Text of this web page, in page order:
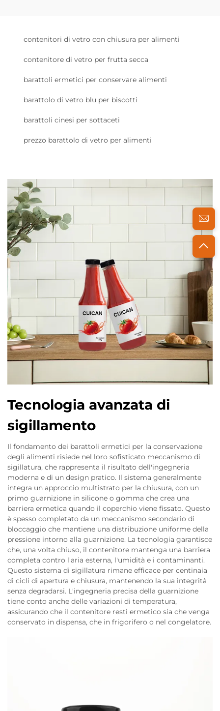
contenitori di vetro con chiusura per alimenti
contenitore di vetro per frutta secca
barattoli ermetici per conservare alimenti
barattolo di vetro blu per biscotti
barattoli cinesi per sottaceti
prezzo barattolo di vetro per alimenti
Tecnologia avanzata di
sigillamento
Il fondamento dei barattoli ermetici per la conservazione
degli alimenti risiede nel loro sofisticato meccanismo di
sigillatura, che rappresenta il risultato dell'ingegneria
moderna e di un design pratico. Il sistema generalmente
integra un approccio multistrato per la chiusura, con un
primo guarnizione in silicone o gomma che crea una
barriera ermetica quando il coperchio viene fissato. Questo
è spesso completato da un meccanismo secondario di
bloccaggio che mantiene una distribuzione uniforme della
pressione intorno alla guarnizione. La tecnologia garantisce
che, una volta chiuso, il contenitore mantenga una barriera
completa contro l'aria esterna, l'umidità e i contaminanti.
Questo sistema di sigillatura rimane efficace per centinaia
di cicli di apertura e chiusura, mantenendo la sua integrità
senza degradarsi. L'ingegneria precisa della guarnizione
tiene conto anche delle variazioni di temperatura,
assicurando che il contenitore resti ermetico sia che venga
conservato in dispensa, che in frigorifero o nel congelatore.